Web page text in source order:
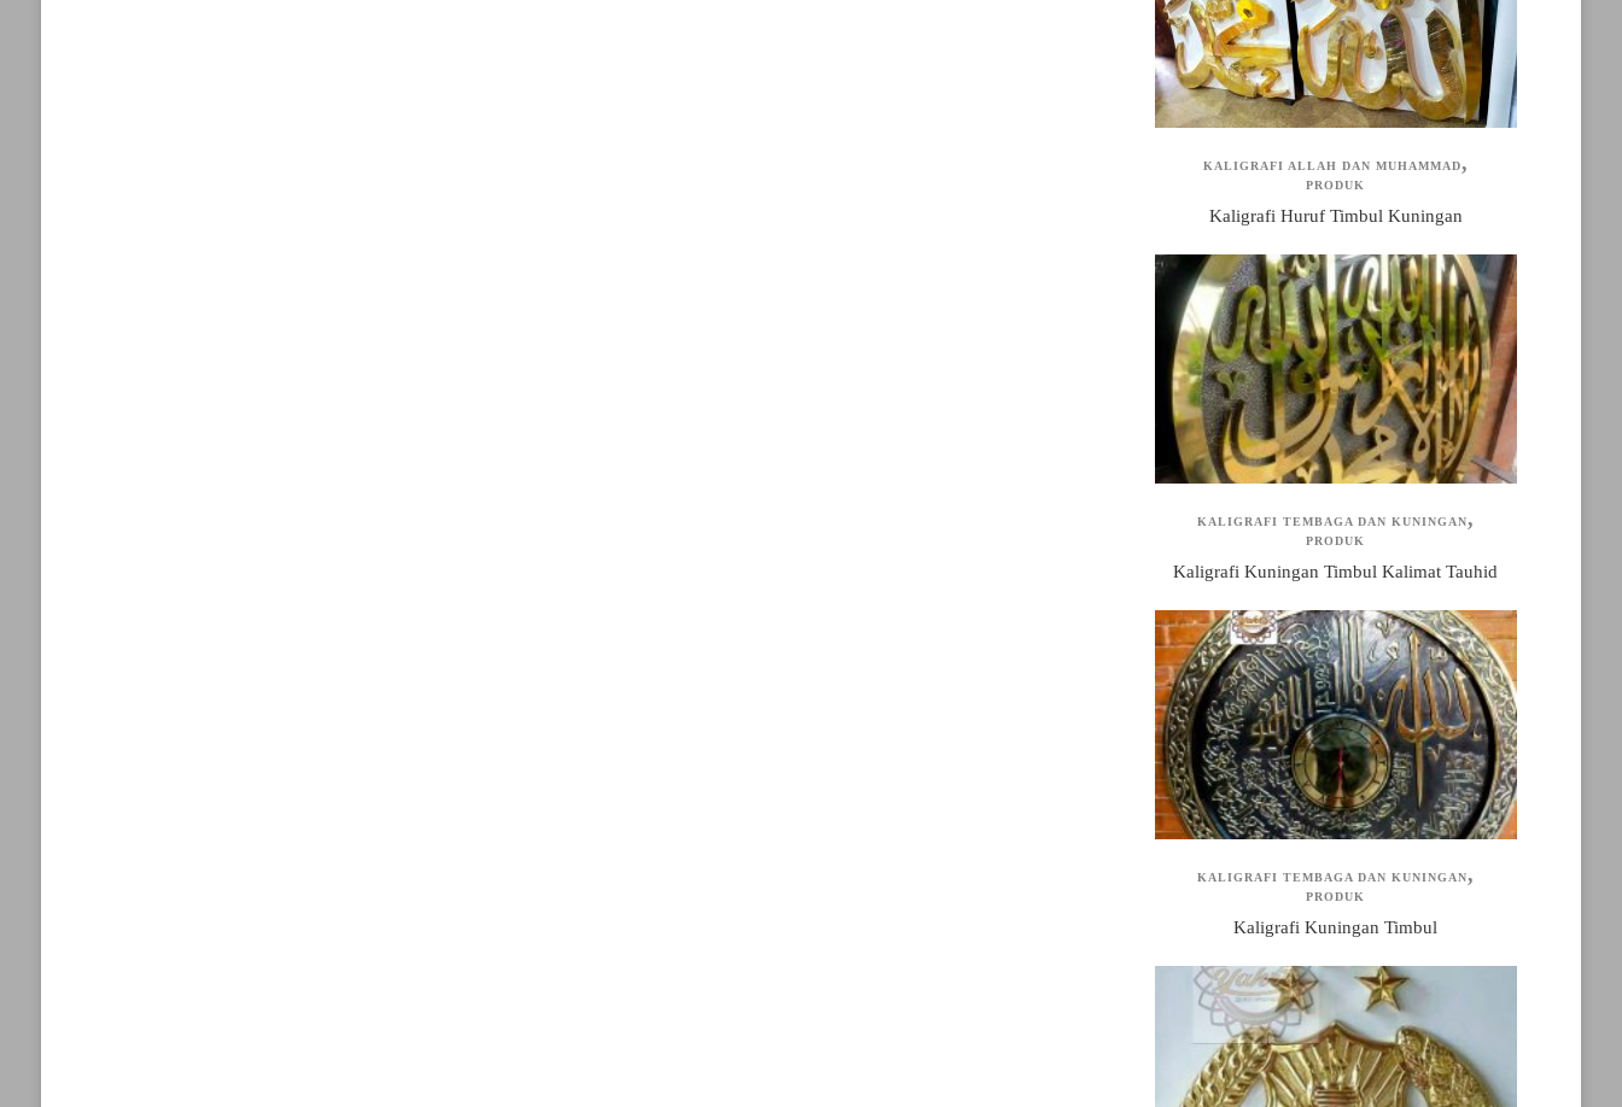
KALIGRAFI ALLAH DAN MUHAMMAD
PRODUK
Kaligrafi Huruf Timbul Kuningan
KALIGRAFI TEMBAGA DAN KUNINGAN
PRODUK
Kaligrafi Kuningan Timbul Kalimat Tauhid
KALIGRAFI TEMBAGA DAN KUNINGAN
PRODUK
Kaligrafi Kuningan Timbul